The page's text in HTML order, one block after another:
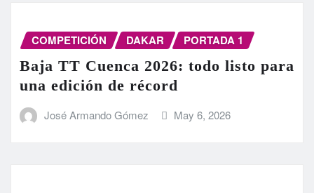
COMPETICIÓN DAKAR PORTADA 1
Baja TT Cuenca 2026: todo listo para
una edición de récord
José Armando Gómez May 6, 2026